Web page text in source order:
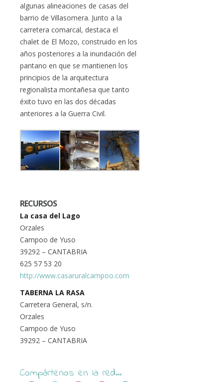
algunas alineaciones de casas del
barrio de Villasomera. Junto a la
carretera comarcal, destaca el
chalet de El Mozo, construido en los
años posteriores a la inundación del
pantano en que se mantienen los
principios de la arquitectura
regionalista montañesa que tanto
éxito tuvo en las dos décadas
anteriores a la Guerra Civil.
RECURSOS
La casa del Lago
Orzales
Campoo de Yuso
39292 – CANTABRIA
625 57 53 20
http://www.casaruralcampoo.com
TABERNA LA RASA
Carretera General, s/n.
Orzales
Campoo de Yuso
39292 – CANTABRIA
Compártenos en la red...